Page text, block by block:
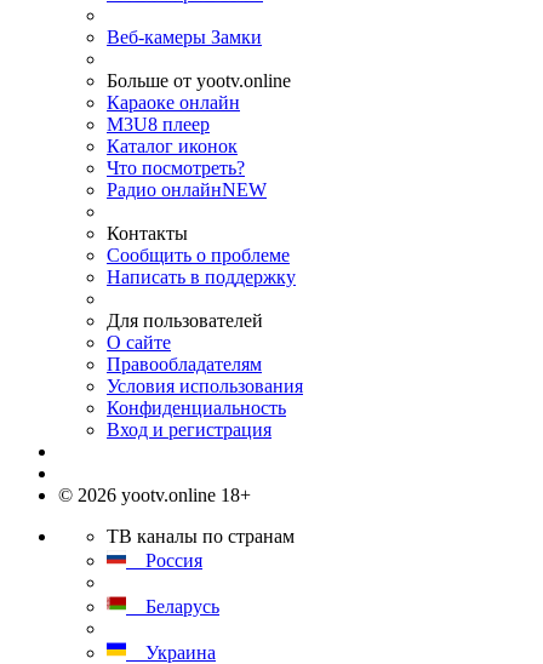
Веб-камеры Замки
Больше от yootv.online
Караоке онлайн
M3U8 плеер
Каталог иконок
Что посмотреть?
Радио онлайнNEW
Контакты
Сообщить о проблеме
Написать в поддержку
Для пользователей
О сайте
Правообладателям
Условия использования
Конфиденциальность
Вход и регистрация
© 2026 yootv.online 18+
ТВ каналы по странам
Россия
Беларусь
Украина